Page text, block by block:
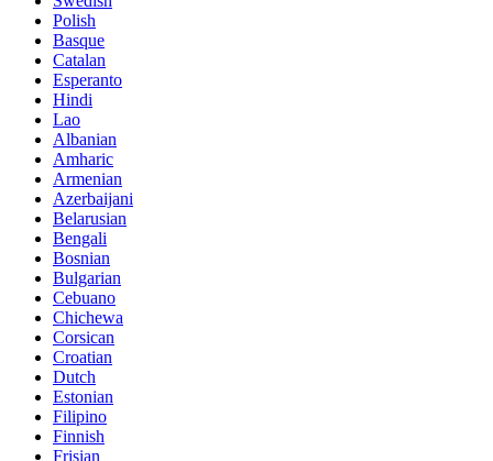
Polish
Basque
Catalan
Esperanto
Hindi
Lao
Albanian
Amharic
Armenian
Azerbaijani
Belarusian
Bengali
Bosnian
Bulgarian
Cebuano
Chichewa
Corsican
Croatian
Dutch
Estonian
Filipino
Finnish
Frisian